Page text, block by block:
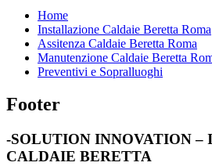
Home
Installazione Caldaie Beretta Roma
Assitenza Caldaie Beretta Roma
Manutenzione Caldaie Beretta
Preventivi e Sopralluoghi
Footer
-SOLUTION INNOVATION –
CALDAIE BERETTA